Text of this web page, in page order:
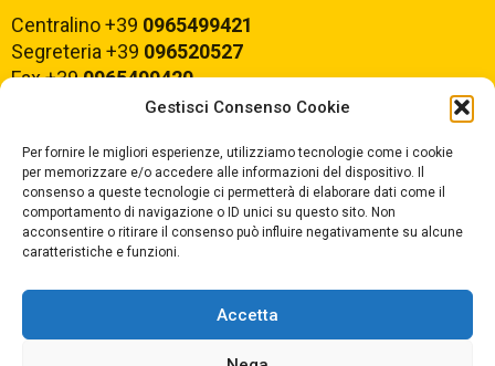
Gestisci Consenso Cookie
Per fornire le migliori esperienze, utilizziamo tecnologie come i cookie
per memorizzare e/o accedere alle informazioni del dispositivo. Il
consenso a queste tecnologie ci permetterà di elaborare dati come il
comportamento di navigazione o ID unici su questo sito. Non
acconsentire o ritirare il consenso può influire negativamente su alcune
caratteristiche e funzioni.
Accetta
Centralino +39 0965499421
Segreteria +39 096520527
Fax +390965499420
E-mail: rcvc010005@istruzione.it
PEC:rcvc010005@pec.istruzione.it
ORARIO DI APERTURA
Dal lunedì al Venerdì
dalle ore 07,00 alle ore 18,30